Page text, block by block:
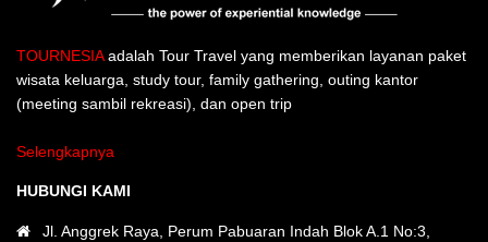
TOURNESIAadalah Tour Travel yang memberikan layanan paket
wisata keluarga, study tour, family gathering, outing kantor
(meeting sambil rekreasi), dan open trip
Selengkapnya
HUBUNGI KAMI
Jl. Anggrek Raya, Perum Pabuaran Indah Blok A.1 No:3,